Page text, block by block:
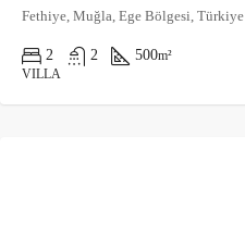
Fethiye, Muğla, Ege Bölgesi, Türkiye
2 2 500m²
VILLA